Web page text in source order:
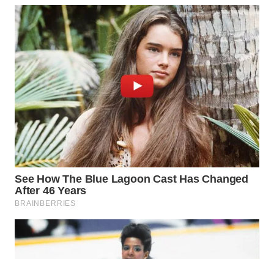
MANDALIKA
WN
LIKUPANG
WN
LABUANBAJO
WN
BORNEO
Wahana
Media
Group
WAHANA
NEWS